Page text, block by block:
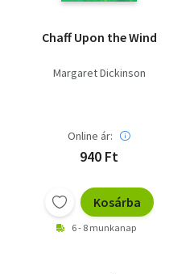
Chaff Upon the Wind
Margaret Dickinson
Online ár:
940 Ft
Kosárba
6 - 8 munkanap